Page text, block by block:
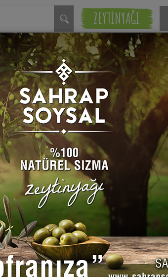
ZEYTİNYAĞI
Tarifi
hepsi
Hazırlama 45 dakika